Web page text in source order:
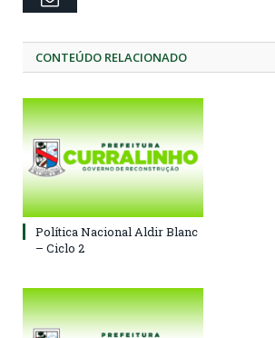
CONTEÚDO RELACIONADO
Política Nacional Aldir Blanc
– Ciclo 2